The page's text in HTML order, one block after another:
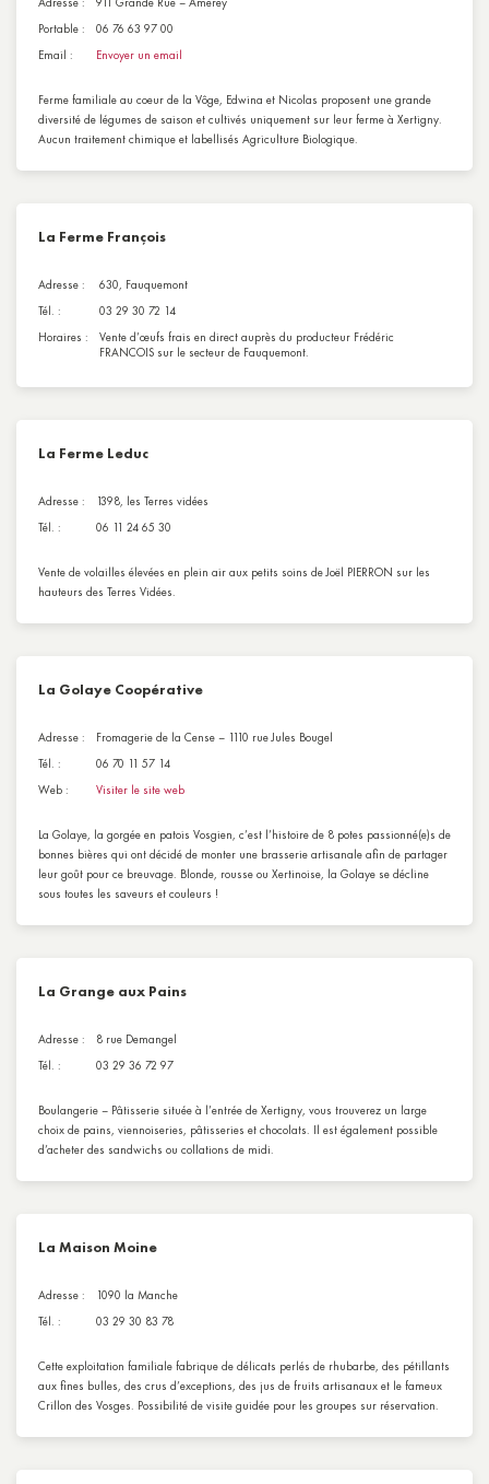
Portable :
06 76 63 97 00
Email :
Envoyer un email
Ferme familiale au coeur de la Vôge, Edwina et Nicolas proposent une grande
diversité de légumes de saison et cultivés uniquement sur leur ferme à Xertigny.
Aucun traitement chimique et labellisés Agriculture Biologique.
La Ferme François
Adresse :
630, Fauquemont
Tél. :
03 29 30 72 14
Horaires :
Vente d’œufs frais en direct auprès du producteur Frédéric
FRANCOIS sur le secteur de Fauquemont.
La Ferme Leduc
Adresse :
1398, les Terres vidées
Tél. :
06 11 24 65 30
Vente de volailles élevées en plein air aux petits soins de Joël PIERRON sur les
hauteurs des Terres Vidées.
La Golaye Coopérative
Adresse :
Fromagerie de la Cense – 1110 rue Jules Bougel
Tél. :
06 70 11 57 14
Web :
Visiter le site web
La Golaye, la gorgée en patois Vosgien, c’est l’histoire de 8 potes passionné(e)s de
bonnes bières qui ont décidé de monter une brasserie artisanale afin de partager
leur goût pour ce breuvage. Blonde, rousse ou Xertinoise, la Golaye se décline
sous toutes les saveurs et couleurs !
La Grange aux Pains
Adresse :
8 rue Demangel
Tél. :
03 29 36 72 97
Boulangerie – Pâtisserie située à l’entrée de Xertigny, vous trouverez un large
choix de pains, viennoiseries, pâtisseries et chocolats. Il est également possible
d’acheter des sandwichs ou collations de midi.
La Maison Moine
Adresse :
1090 la Manche
Tél. :
03 29 30 83 78
Cette exploitation familiale fabrique de délicats perlés de rhubarbe, des pétillants
aux fines bulles, des crus d’exceptions, des jus de fruits artisanaux et le fameux
Crillon des Vosges. Possibilité de visite guidée pour les groupes sur réservation.